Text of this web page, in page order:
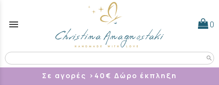
menu 0
search
Σε αγορές >40 € Δώρο έκπληξη